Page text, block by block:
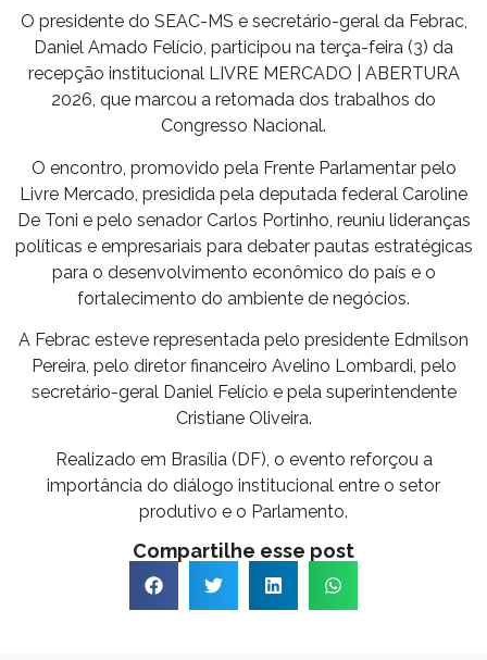
O presidente do SEAC-MS e secretário-geral da Febrac,
Daniel Amado Felício, participou na terça-feira (3) da
recepção institucional LIVRE MERCADO | ABERTURA
2026, que marcou a retomada dos trabalhos do
Congresso Nacional.
O encontro, promovido pela Frente Parlamentar pelo
Livre Mercado, presidida pela deputada federal Caroline
De Toni e pelo senador Carlos Portinho, reuniu lideranças
políticas e empresariais para debater pautas estratégicas
para o desenvolvimento econômico do país e o
fortalecimento do ambiente de negócios.
A Febrac esteve representada pelo presidente Edmilson
Pereira, pelo diretor financeiro Avelino Lombardi, pelo
secretário-geral Daniel Felício e pela superintendente
Cristiane Oliveira.
Realizado em Brasília (DF), o evento reforçou a
importância do diálogo institucional entre o setor
produtivo e o Parlamento.
Compartilhe esse post